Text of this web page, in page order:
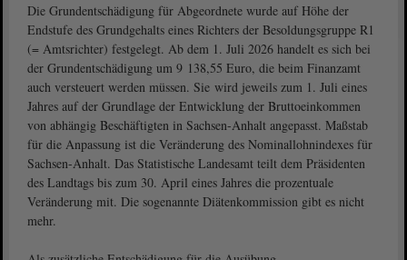
Die Grundentschädigung für Abgeordnete wurde auf Höhe der
Endstufe des Grundgehalts eines Richters der Besoldungsgruppe R1
(= Amtsrichter) festgelegt. Ab dem 1. Juli 2026 handelt es sich bei
der Grundentschädigung um 9 138,55 Euro, die beim Finanzamt
auch versteuert werden müssen. Sie wird jeweils zum 1. Juli eines
Jahres auf der Grundlage der Entwicklung der Bruttoeinkommen
von abhängig Beschäftigten in Sachsen-Anhalt angepasst. Maßstab
für die Anpassung ist die Veränderung des Nominallohnindexes für
Sachsen-Anhalt. Das Statistische Landesamt teilt dem Präsidenten
des Landtags bis zum 30. April eines Jahres die prozentuale
Veränderung mit. Die sogenannte Diätenkommission gibt es nicht
mehr.